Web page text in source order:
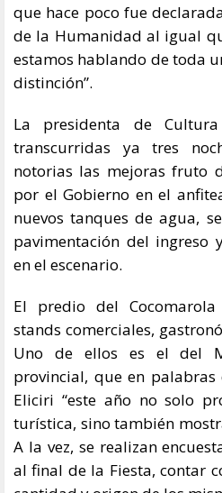
que hace poco fue
de la Humanidad al igual
estamos hablando de toda
distinción”.
La presidenta de
transcurridas ya tres
notorias las mejoras fruto
por el Gobierno en el
nuevos tanques de agua,
pavimentación del ingreso
en el escenario.
El predio del
stands comerciales,
Uno de ellos es el del
provincial, que en
Eliciri “este año no solo
turística, sino también
A la vez, se realizan
al final de la Fiesta, contar